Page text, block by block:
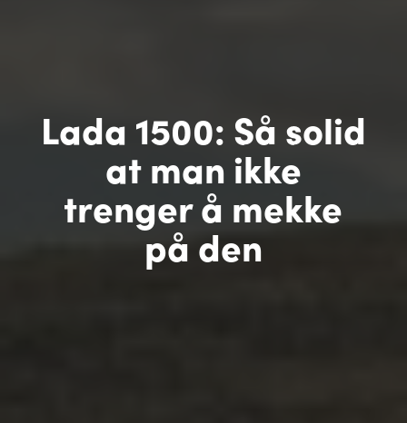
Lada 1500: Så solid
at man ikke
trenger å mekke
på den